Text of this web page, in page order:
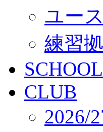
ユース
練習
SCHOOL
CLUB
2026/